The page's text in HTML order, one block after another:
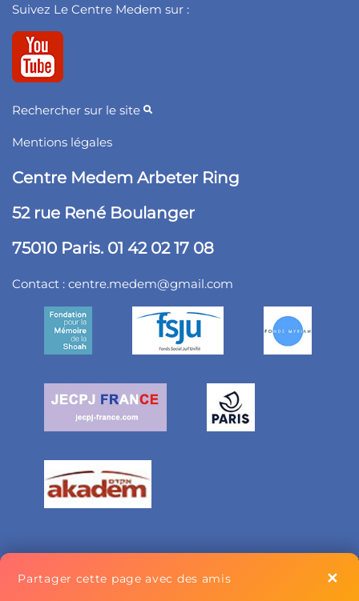
Suivez Le Centre Medem sur :
Rechercher sur le site
Mentions légales
Centre Medem Arbeter Ring
52 rue René Boulanger
75010 Paris. 01 42 02 17 08
Contact : centre.medem@gmail.com
Partager cette page avec des amis ✕